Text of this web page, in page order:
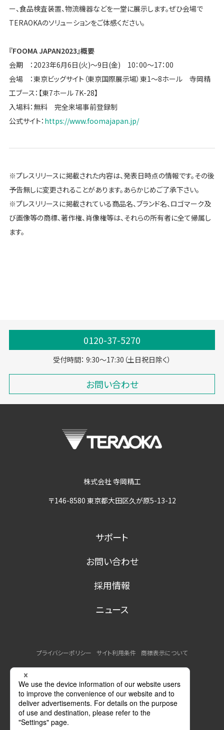
ー、食品検査装置、物流機器などを一堂に展示します。ぜひ会場で
TERAOKAのソリューションをご体感ください。
『FOOMA JAPAN2023』概要
会期 ：2023年6月6日(火)～9日(金) 10：00～17：00
会場 ：東京ビッグサイト（東京国際展示場）東1～8ホール 寺岡精
工ブース：【東7ホール 7K-28】
入場料：無料 完全来場事前登録制
公式サイト： https://www.foomajapan.jp/
※プレスリリースに掲載された内容は、発表日時点の情報です。その後
予告無しに変更されることがあります。あらかじめご了承下さい。
※プレスリリースに掲載されている商品名、ブランド名、ロゴマーク及
び画像等の商標、著作権、肖像権等は、それらの所有者に全て帰属し
ます。
0120-37-5270
受付時間： 9:30～17:30（土日祝日除く）
お問い合わせ
株式会社 寺岡精工
〒146-8580 東京都大田区久が原5-13-12
サポート
お問い合わせ
採用情報
ニュース
プライバシーポリシー サイト利用条件
商標表示について
MSDSの提供について